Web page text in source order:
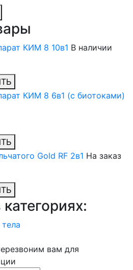
КИМ 8 10в1 В наличии
КИМ 8 6в1 (с биотоками)
Gold RF 2в1 На заказ
вам для